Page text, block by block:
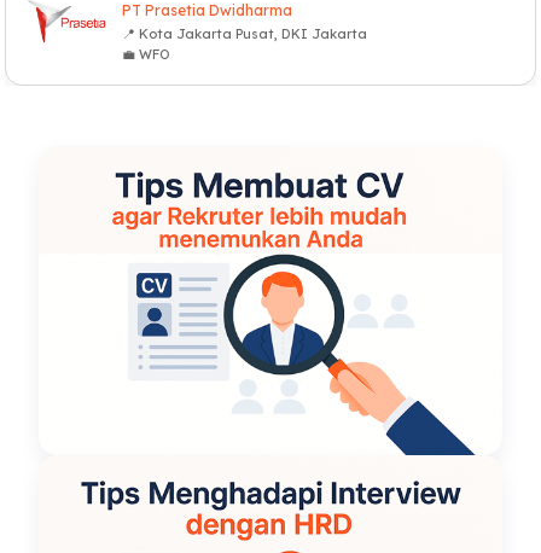
PT Prasetia Dwidharma
📍 Kota Jakarta Pusat, DKI Jakarta
💼 WFO